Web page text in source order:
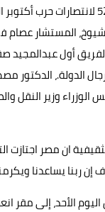
المستشار عصام
أول عبدالمجيد
الدولة.، الدكتور
وزير النقل
ان مصر اجتازت
ربنا يساعدنا